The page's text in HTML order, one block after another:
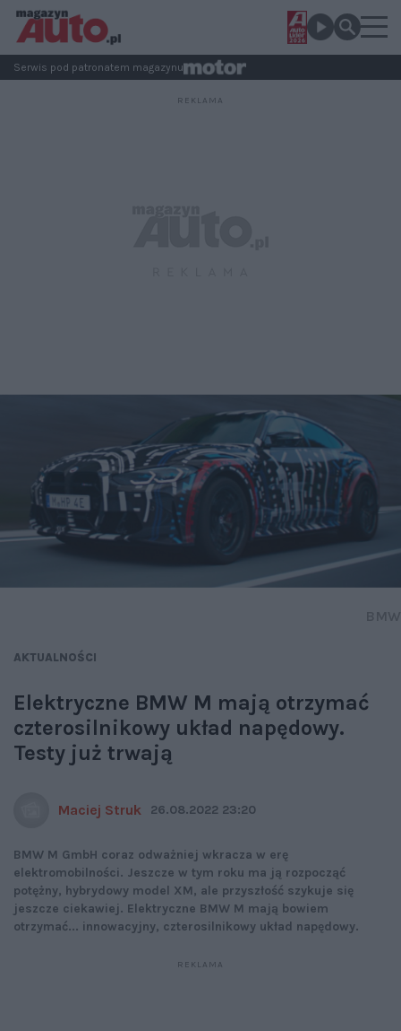
Serwis pod patronatem magazynu
AKTUALNOŚCI
Elektryczne BMW M mają otrzymać
czterosilnikowy układ napędowy.
Testy już trwają
Maciej Struk 26.08.2022 23:20
BMW M GmbH coraz odważniej wkracza w erę
elektromobilności. Jeszcze w tym roku ma ją rozpocząć
potężny, hybrydowy model XM, ale przyszłość szykuje się
jeszcze ciekawiej. Elektryczne BMW M mają bowiem
otrzymać... innowacyjny, czterosilnikowy układ napędowy.